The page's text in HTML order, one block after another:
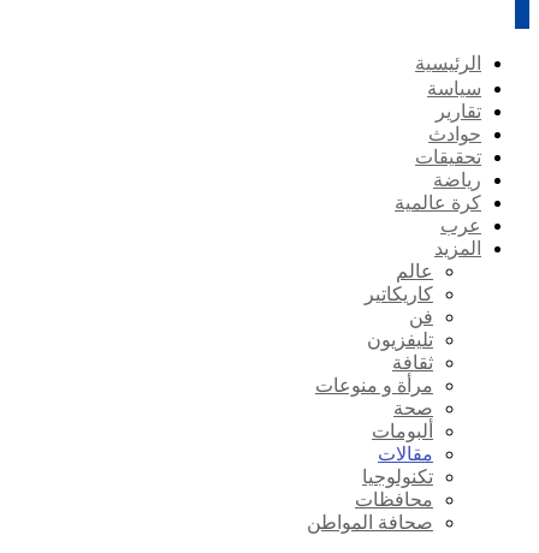
الرئيسية
سياسة
تقارير
حوادث
تحقيقات
رياضة
كرة عالمية
عرب
المزيد
عالم
كاريكاتير
فن
تليفزيون
ثقافة
مرأة و منوعات
صحة
ألبومات
مقالات
تكنولوجيا
محافظات
صحافة المواطن